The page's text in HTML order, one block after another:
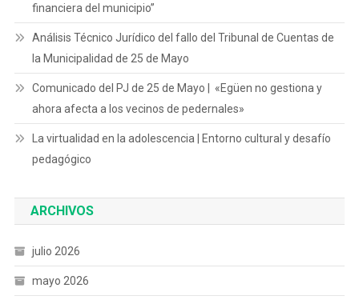
financiera del municipio”
Análisis Técnico Jurídico del fallo del Tribunal de Cuentas de
la Municipalidad de 25 de Mayo
Comunicado del PJ de 25 de Mayo | «Egüen no gestiona y
ahora afecta a los vecinos de pedernales»
La virtualidad en la adolescencia | Entorno cultural y desafío
pedagógico
ARCHIVOS
julio 2026
mayo 2026